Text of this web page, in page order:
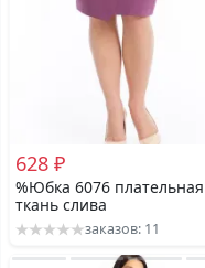
628 ₽
%Юбка 6076 плательная
ткань слива
заказов: 11